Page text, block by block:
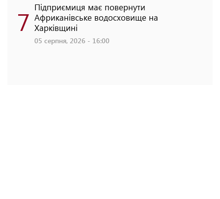
7 Підприємиця має повернути
Африканівське водосховище на
Харківщині
05 серпня, 2026 - 16:00